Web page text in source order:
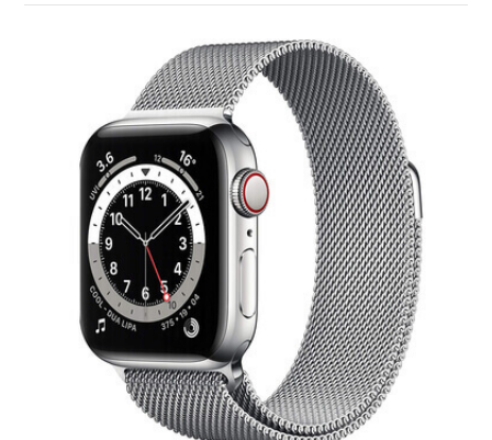
ZOBRAZIT